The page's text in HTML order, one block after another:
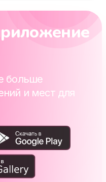
больше
и мест для